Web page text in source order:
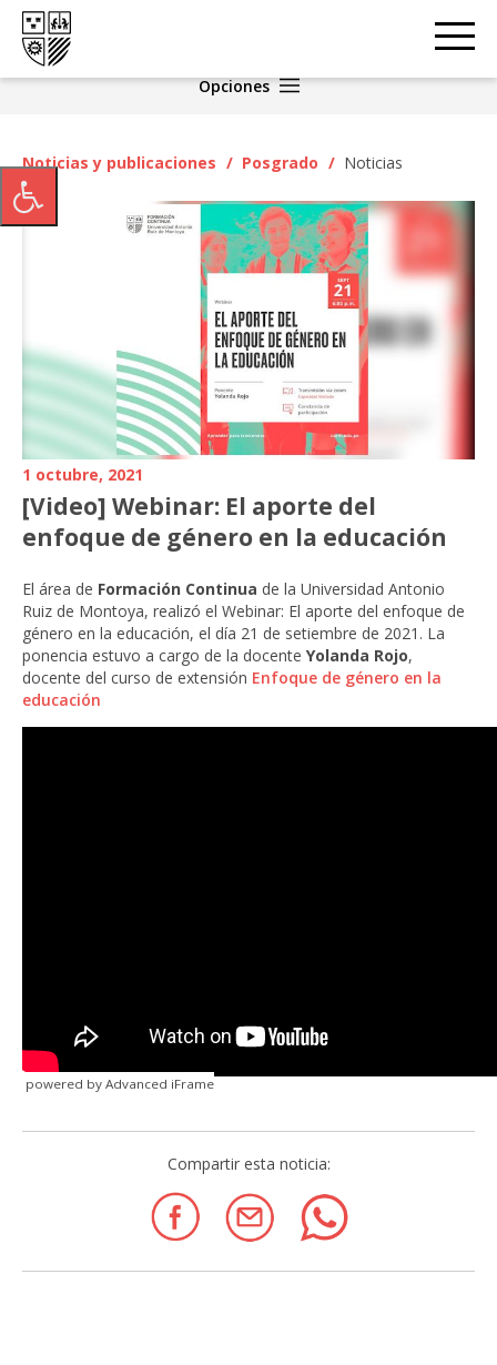
Opciones
Noticias y publicaciones / Posgrado / Noticias
1 octubre, 2021
[Video] Webinar: El aporte del
enfoque de género en la educación
El área de Formación Continua de la Universidad Antonio
Ruiz de Montoya, realizó el Webinar: El aporte del enfoque de
género en la educación, el día 21 de setiembre de 2021. La
ponencia estuvo a cargo de la docente Yolanda Rojo,
docente del curso de extensión Enfoque de género en la
educación
powered by Advanced iFrame
Compartir esta noticia: